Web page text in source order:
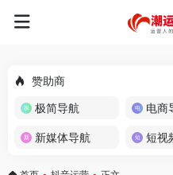
赞助商
极简导航
电商
新媒体导航 短视